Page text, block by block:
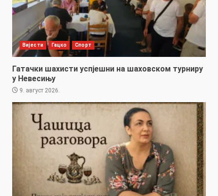
Вијести Гацко Спорт
Гатачки шахисти успјешни на шаховском турниру
у Невесињу
9. август 2026.